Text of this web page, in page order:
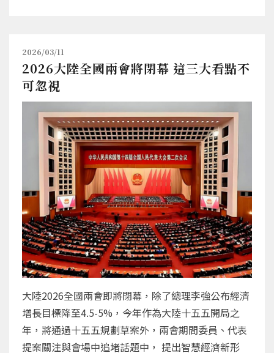
2026/03/11
2026大陸全國兩會將閉幕 這三大看點不
可忽視
大陸2026全國兩會即將閉幕，除了總理李強公布經濟
增長目標降至4.5-5%，今年作為大陸十五五開局之
年，將通過十五五規劃草案外，兩會期間委員、代表
提案關注與會場中追堵話題中， 提出智慧經濟新形